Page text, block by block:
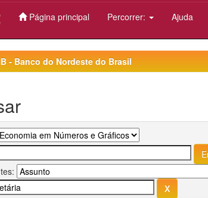
Página principal Percorrer: Ajuda
- Banco do Nordeste do Brasil